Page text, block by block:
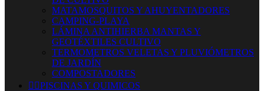
MATAMOSQUITOS Y AHUYENTADORES
CAMPING-PLAYA
LÁMINA ANTIHIERBA MANTAS Y
GEOTÉXTILES CULTIVO
TERMOMETROS VELETAS Y PLUVIÓMETROS
DE JARDÍN
COMPOSTADORES
 PISCINAS Y QUIMICOS